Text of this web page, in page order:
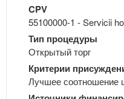
CPV
55100000-1 - Servicii
Тип процедуры
Открытый торг
Критерии
Лучшее соотношение